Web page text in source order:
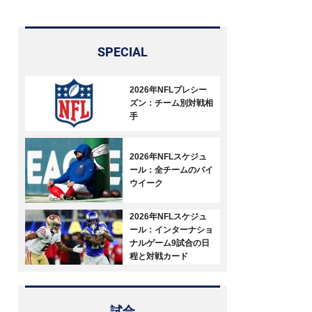
SPECIAL
2026年NFLプレシー
ズン：チーム別対戦相
手
2026年NFLスケジュ
ール：全チームのバイ
ウイーク
2026年NFLスケジュ
ール：インターナショ
ナルゲーム9試合の日
程と対戦カード